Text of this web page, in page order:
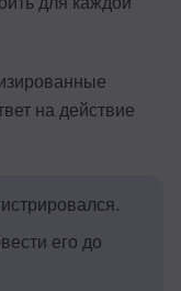
на действие
его до